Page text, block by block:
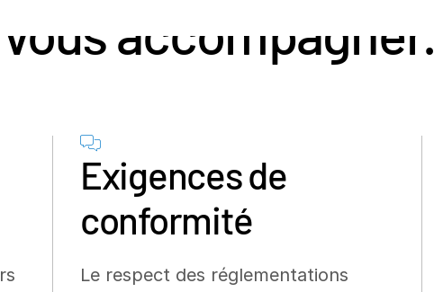
accompagner.
Exigences de
conformité
Le respect des réglementations